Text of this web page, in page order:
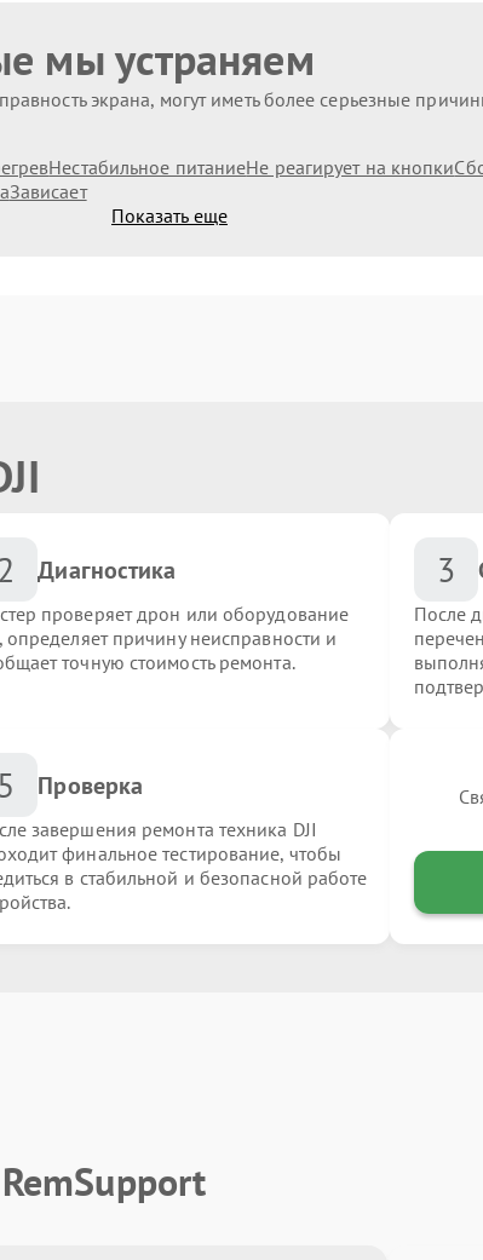
мы устраняем
экрана, могут иметь более серьезные
Нестабильное питаниеНе реагирует на кнопки
Зависает
Показать еще
Диагностика
проверяет дрон или оборудование
определяет причину неисправности и
точную стоимость ремонта.
3
После
5 Проверка
завершения ремонта техника DJI
финальное тестирование, чтобы
в стабильной и безопасной работе